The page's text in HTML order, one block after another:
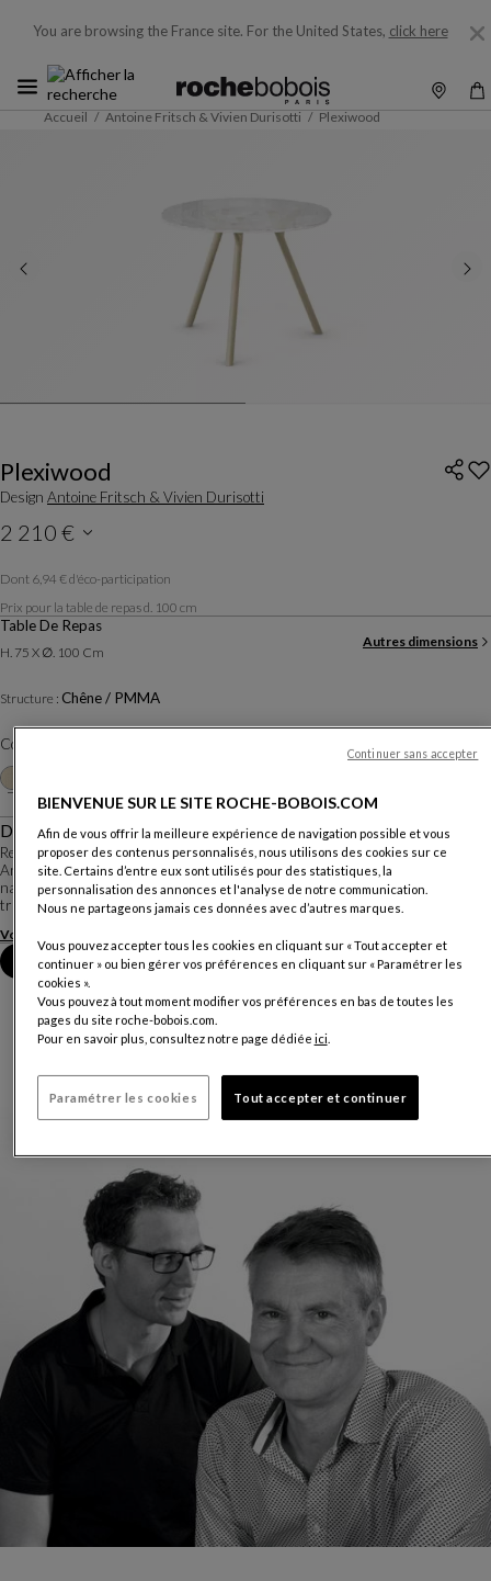
You are browsing the France site. For the United States, click here
Accueil Antoine Fritsch & Vivien Durisotti Plexiwood
Plexiwood
Design Antoine Fritsch & Vivien Durisotti
2 210 €
Dont 6,94 € d'éco-participation
Prix pour la table de repas d. 100 cm
Table De Repas
H. 75 X ∅. 100 Cm
Autres dimensions
Structure : Chêne / PMMA
Coloris :
Description
Rencontre de matières et de technique, cette collection conçue par le duo
Antoine Fritsch & Vivien Durisotti réinterprète les formes organiques de la
nature. Le piétement en chêne massif est fini à la main et le plateau
transparent en Altuglass® est ...
Voir plus
Prendre rendez-vous en magasin
BIENVENUE SUR LE SITE ROCHE-BOBOIS.COM
Afin de vous offrir la meilleure expérience de navigation possible et vous
proposer des contenus personnalisés, nous utilisons des cookies sur ce
site. Certains d’entre eux sont utilisés pour des statistiques, la
personnalisation des annonces et l'analyse de notre communication.
Nous ne partageons jamais ces données avec d’autres marques.
Vous pouvez accepter tous les cookies en cliquant sur « Tout accepter et
continuer » ou bien gérer vos préférences en cliquant sur « Paramétrer les
cookies ».
Vous pouvez à tout moment modifier vos préférences en bas de toutes les
pages du site roche-bobois.com.
Pour en savoir plus, consultez notre page dédiée ici.
Paramétrer les cookies Tout accepter et continuer
Continuer sans accepter